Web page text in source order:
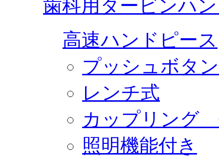
歯科用タービンハ
高速ハンドピース
プッシュボタン
レンチ式
カップリング
照明機能付き